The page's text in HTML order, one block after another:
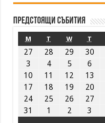
Предстоящи събития
M T W T
27 28 29 30
3
4 5 6
10
11 12 13
17
18 19 20
24
25 26 27
31
1 2 3